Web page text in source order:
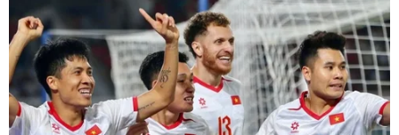
21/05/2026 11:31
Cuộc chiến chống tài trợ khủng bố toàn cầu trở nên khó
khăn hơn bao giờ hết, khi các mạng lưới cực đoan
ngày càng tận dụng công nghệ tài chính mới để né
tránh kiểm soát và lệnh trừng phạt quốc tế.